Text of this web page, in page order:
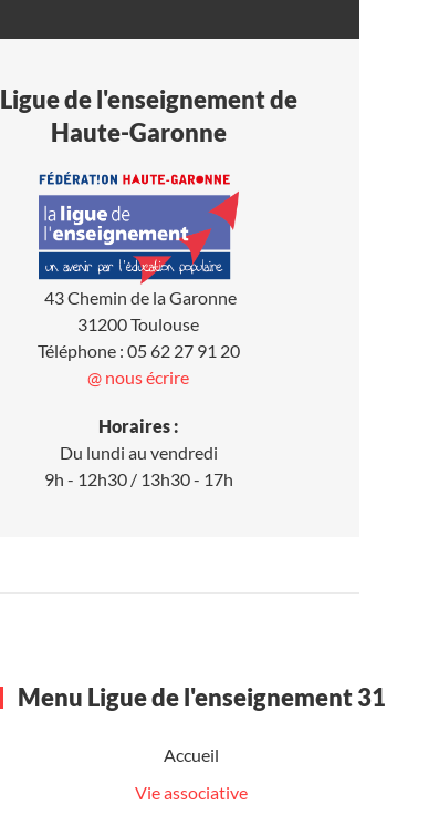
Ligue de l'enseignement de
Haute-Garonne
43 Chemin de la Garonne
31200 Toulouse
Téléphone : 05 62 27 91 20
@ nous écrire
Horaires :
Du lundi au vendredi
9h - 12h30 / 13h30 - 17h
Menu Ligue de l'enseignement 31
Accueil
Vie associative